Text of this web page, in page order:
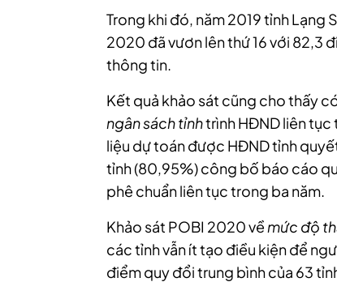
Trong khi đó, năm 2019 tỉnh Lạng
2020 đã vươn lên thứ 16 với 82,3
thông tin.
Kết quả khảo sát cũng cho thấy
ngân sách tỉnhtrình HĐND liên
liệu dự toán được HĐND tỉnh
tỉnh (80,95%) công bố báo cáo
phê chuẩn liên tục trong ba năm.
Khảo sát POBI 2020 về mức độ
các tỉnh vẫn ít tạo điều kiện để
điểm quy đổi trung bình của 63